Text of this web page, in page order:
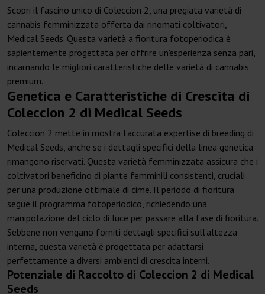
Scopri il fascino unico di Coleccion 2, una pregiata varietà di
cannabis femminizzata offerta dai rinomati coltivatori,
Medical Seeds. Questa varietà a fioritura fotoperiodica è
sapientemente progettata per offrire un'esperienza senza pari,
incarnando le migliori caratteristiche delle varietà di cannabis
premium.
Genetica e Caratteristiche di Crescita di
Coleccion 2 di Medical Seeds
Coleccion 2 mette in mostra l'accurata expertise di breeding di
Medical Seeds, anche se i dettagli specifici della linea genetica
rimangono riservati. Questa varietà femminizzata assicura che i
coltivatori beneficino di piante femminili consistenti, cruciali
per una produzione ottimale di cime. Il periodo di fioritura
segue il programma fotoperiodico, richiedendo una
manipolazione del ciclo di luce per passare alla fase di fioritura.
Sebbene non vengano forniti dettagli specifici sull'altezza
interna, questa varietà è progettata per adattarsi
perfettamente a diversi ambienti di crescita interni.
Potenziale di Raccolto di Coleccion 2 di Medical
Seeds